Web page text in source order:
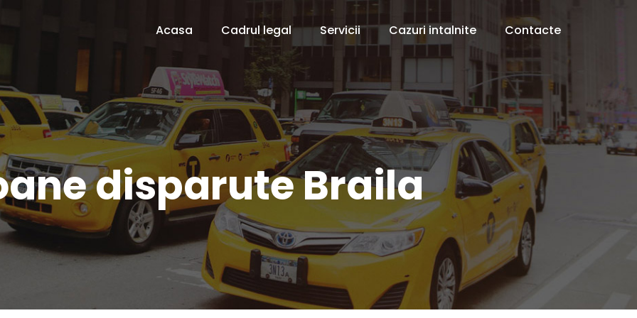
Acasa Cadrul legal Servicii Cazuri intalnite Contacte
disparute Braila